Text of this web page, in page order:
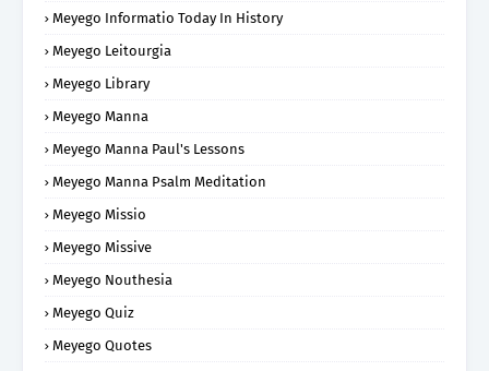
Meyego Informatio Today In History
Meyego Leitourgia
Meyego Library
Meyego Manna
Meyego Manna Paul's Lessons
Meyego Manna Psalm Meditation
Meyego Missio
Meyego Missive
Meyego Nouthesia
Meyego Quiz
Meyego Quotes